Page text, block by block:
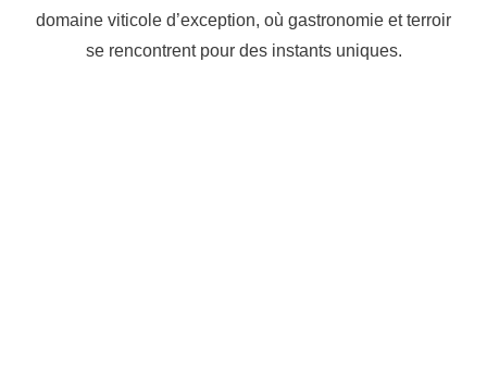
domaine viticole d’exception, où gastronomie et terroir
se rencontrent pour des instants uniques.